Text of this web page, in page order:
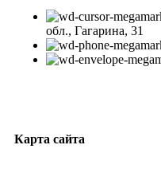
обл., Гагарина, 31
Карта сайта